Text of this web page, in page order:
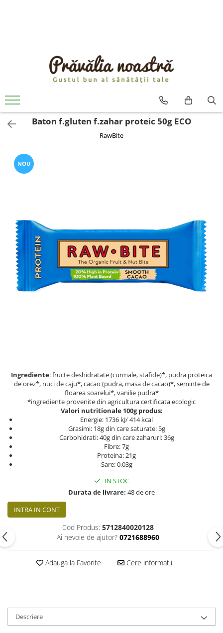
ULEIURI ȘI UNTURI
MĂSLINE
NUCI ȘI SEMINȚE
FRUCTE DESHIDRATATE
ÎNDULCITORI NATURALI / MIERE
OȚETURI ȘI SOSURI
SOSURI
PASTE
CREME ȘI PASTE TARTINABILE
CONDIMENTE
CEAIURI GRECEȘTI
CIOCOLATĂ ȘI CACAO
HEALTHY SNACKS
COSMETICE
REMEDII NATURISTE
TOATE PRODUSELE
Baton f.gluten f.zahar proteic 50g ECO
RawBite
NOU
Ingrediente: fructe deshidratate (curmale, stafide)*, pudra proteica
de orez*, nuci de caju*, cacao (pudra, masa de cacao)*, seminte de
floarea soarelui*, vanilie pudra*
*ingrediente provenite din agricultura certificata ecologic
Valori nutritionale 100g produs:
Energie: 1736 kJ/ 414 kcal
Grasimi: 18g din care saturate: 5g
Carbohidrati: 40g din care zaharuri: 36g
Fibre: 7g
Proteina: 21g
Sare: 0,03g
IN STOC
Durata de livrare: 48 de ore
INTRA IN CONT
Cod Produs: 5712840020128
Ai nevoie de ajutor? 0721688960
Adauga la Favorite Cere informatii
Descriere